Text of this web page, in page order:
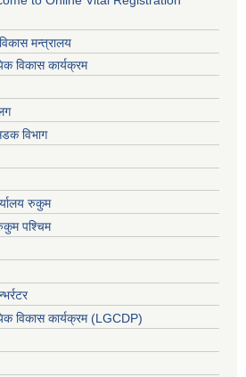
मन्त्रालय
विकास कार्यक्रम
विभाग
रुकुम
पश्चिम
विकास कार्यक्रम (LGCDP)